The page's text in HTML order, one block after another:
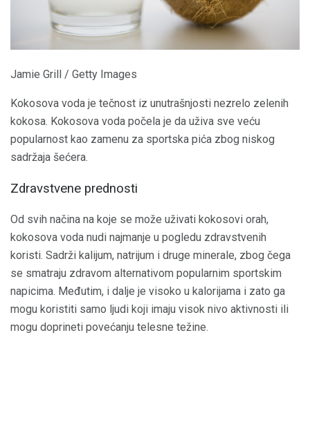
Jamie Grill / Getty Images
Kokosova voda je tečnost iz unutrašnjosti nezrelo zelenih
kokosa. Kokosova voda počela je da uživa sve veću
popularnost kao zamenu za sportska pića zbog niskog
sadržaja šećera.
Zdravstvene prednosti
Od svih načina na koje se može uživati ​​kokosovi orah,
kokosova voda nudi najmanje u pogledu zdravstvenih
koristi. Sadrži kalijum, natrijum i druge minerale, zbog čega
se smatraju zdravom alternativom popularnim sportskim
napicima. Međutim, i dalje je visoko u kalorijama i zato ga
mogu koristiti samo ljudi koji imaju visok nivo aktivnosti ili
mogu doprineti povećanju telesne težine.